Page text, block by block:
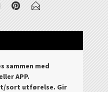
sammen med
APP.
sort utførelse. Gir